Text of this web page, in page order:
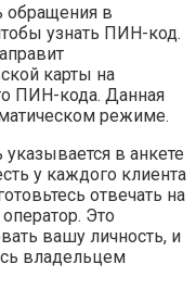
обращения в
узнать ПИН-код.
карты на
ПИН-кода. Данная
режиме.
в анкете
у каждого клиента
отвечать на
Это
вашу личность, и
владельцем